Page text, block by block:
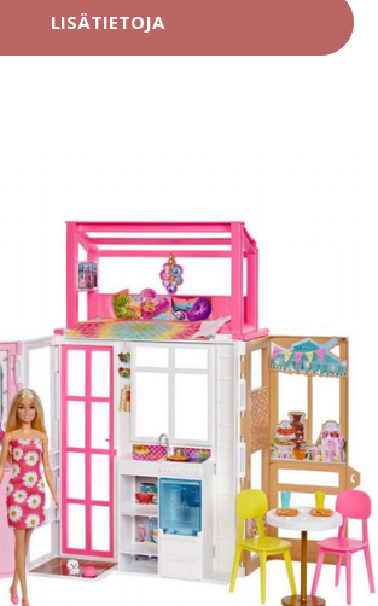
LISÄTIETOJA